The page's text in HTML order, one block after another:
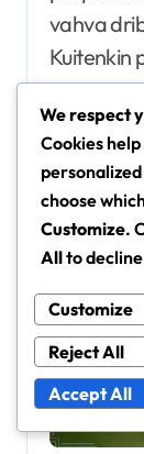
vahva
Kuitenkin
Marco
alueisiin
We respect
Cookies
choose
Customize.
Allto
Customize
Reject All
Accept All